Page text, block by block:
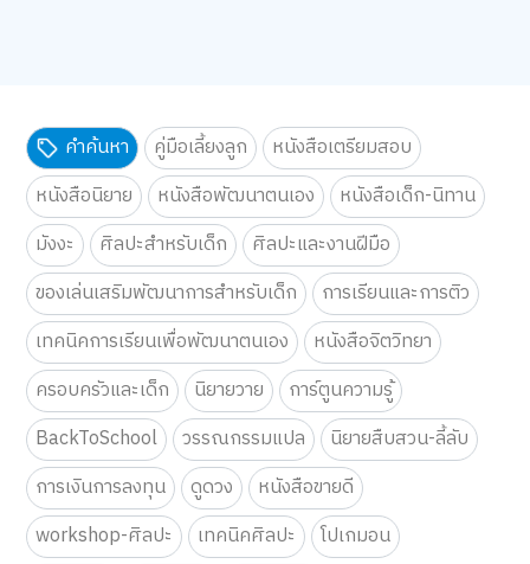
คำค้นหา คู่มือเลี้ยงลูก
หนังสือเตรียมสอบ
หนังสือนิยาย
หนังสือพัฒนาตนเอง
หนังสือเด็ก-นิทาน
มังงะ
ศิลปะสำหรับเด็ก
ศิลปะและงานฝีมือ
ของเล่นเสริมพัฒนาการสำหรับเด็ก
การเรียนและการติว
เทคนิคการเรียนเพื่อพัฒนาตนเอง
หนังสือจิตวิทยา
ครอบครัวและเด็ก
นิยายวาย
การ์ตูนความรู้
BackToSchool
วรรณกรรมแปล
นิยายสืบสวน-ลี้ลับ
การเงินการลงทุน
ดูดวง
หนังสือขายดี
workshop-ศิลปะ
เทคนิคศิลปะ
โปเกมอน